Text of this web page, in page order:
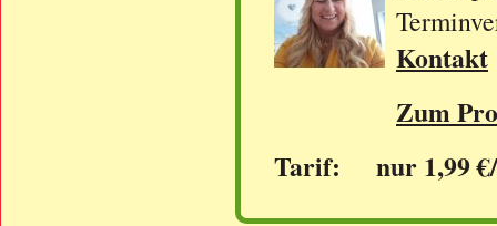
Kontakt
Zum
Tarif: nur 1,99